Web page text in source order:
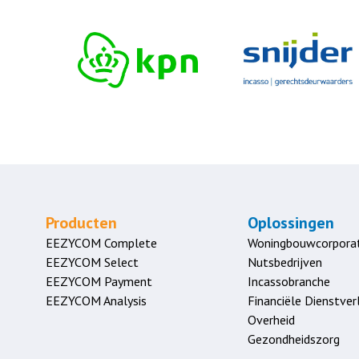
Producten
EEZYCOM Complete
EEZYCOM Select
EEZYCOM Payment
EEZYCOM Analysis
Oplossingen
Nutsbedrijven
Incassobranche
Financiële
Overheid
Gezondheidszorg